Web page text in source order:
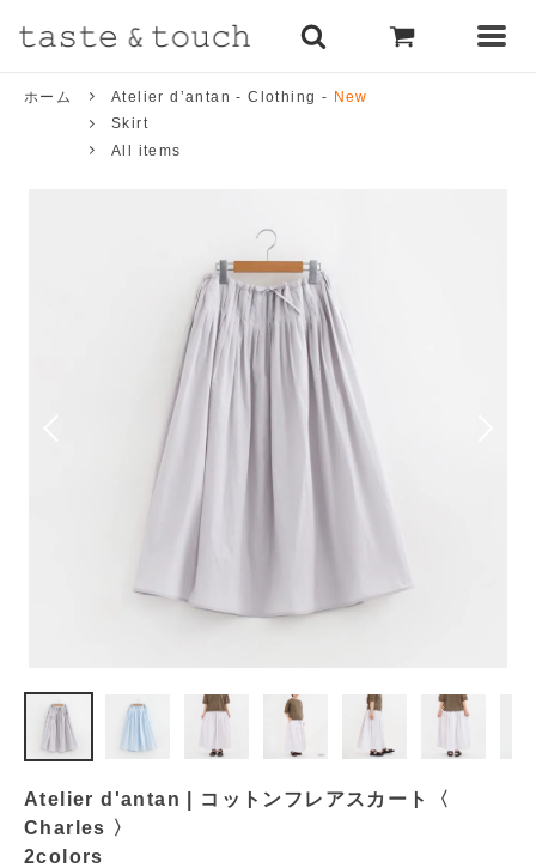
ホーム Atelier d’antan - Clothing - New
Skirt
All items
Atelier d'antan | コットンフレアスカート〈
Charles 〉
2colors